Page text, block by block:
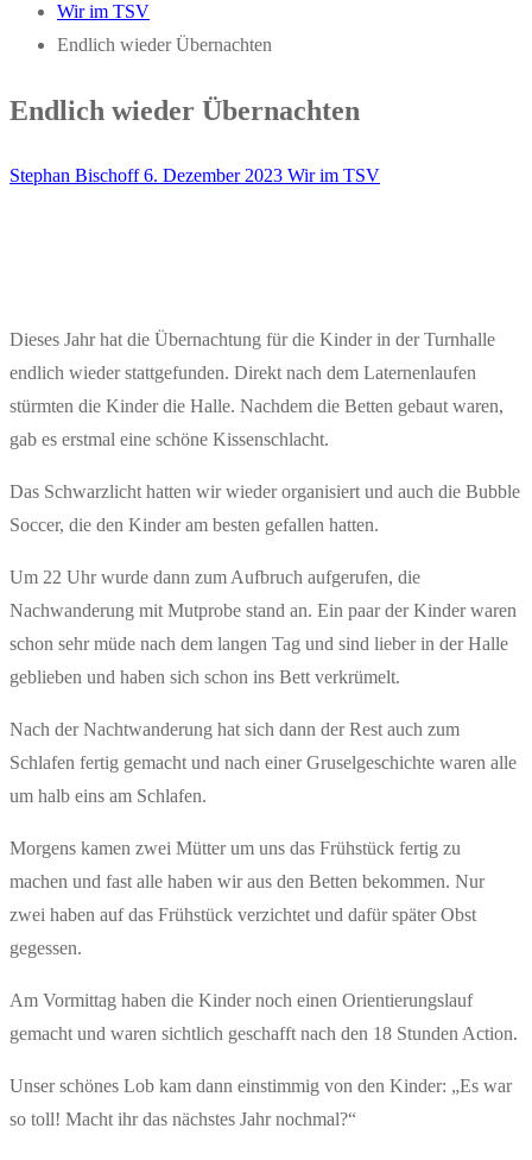
Wir im TSV
Endlich wieder Übernachten
Endlich wieder Übernachten
Stephan Bischoff 6. Dezember 2023 Wir im TSV
Dieses Jahr hat die Übernachtung für die Kinder in der Turnhalle
endlich wieder stattgefunden. Direkt nach dem Laternenlaufen
stürmten die Kinder die Halle. Nachdem die Betten gebaut waren,
gab es erstmal eine schöne Kissenschlacht.
Das Schwarzlicht hatten wir wieder organisiert und auch die Bubble
Soccer, die den Kinder am besten gefallen hatten.
Um 22 Uhr wurde dann zum Aufbruch aufgerufen, die
Nachwanderung mit Mutprobe stand an. Ein paar der Kinder waren
schon sehr müde nach dem langen Tag und sind lieber in der Halle
geblieben und haben sich schon ins Bett verkrümelt.
Nach der Nachtwanderung hat sich dann der Rest auch zum
Schlafen fertig gemacht und nach einer Gruselgeschichte waren alle
um halb eins am Schlafen.
Morgens kamen zwei Mütter um uns das Frühstück fertig zu
machen und fast alle haben wir aus den Betten bekommen. Nur
zwei haben auf das Frühstück verzichtet und dafür später Obst
gegessen.
Am Vormittag haben die Kinder noch einen Orientierungslauf
gemacht und waren sichtlich geschafft nach den 18 Stunden Action.
Unser schönes Lob kam dann einstimmig von den Kinder: „Es war
so toll! Macht ihr das nächstes Jahr nochmal?“